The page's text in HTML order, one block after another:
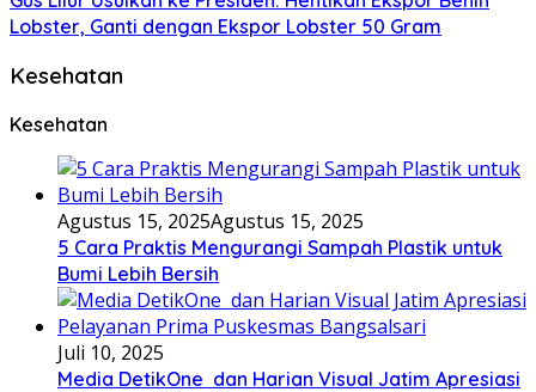
Lobster, Ganti dengan Ekspor Lobster 50 Gram
Kesehatan
Kesehatan
Agustus 15, 2025Agustus 15, 2025
5 Cara Praktis Mengurangi Sampah Plastik untuk
Bumi Lebih Bersih
Juli 10, 2025
Media DetikOne dan Harian Visual Jatim Apresiasi